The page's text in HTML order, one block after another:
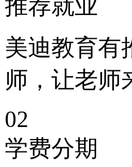
推荐就业
美迪教育有
师，让老师
02
学费分期